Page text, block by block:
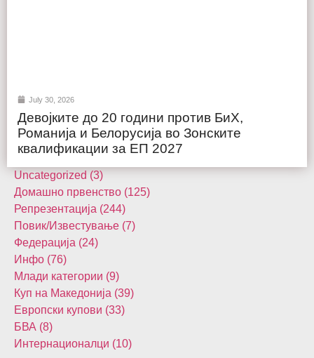
July 30, 2026
Девојките до 20 години против БиХ,
Романија и Белорусија во Зонските
квалификации за ЕП 2027
Uncategorized (3)
Домашнo првенство (125)
Репрезентација (244)
Повик/Известување (7)
Федерација (24)
Инфо (76)
Млади категории (9)
Куп на Македонија (39)
Европски купови (33)
БВА (8)
Интернационалци (10)